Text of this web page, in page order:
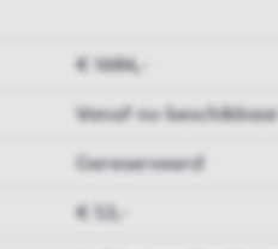
€ 1684,-
Vanaf nu beschikbaar
Gereserveerd
€ 53,-